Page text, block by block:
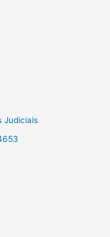
Judiciais